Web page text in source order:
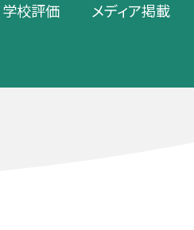
学校評価 メディア掲載